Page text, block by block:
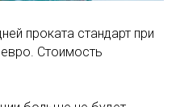
проката стандарт при
Стоимость